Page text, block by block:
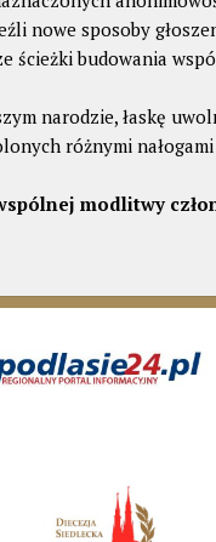
nowe sposoby
ścieżki budowania
narodzie, łaskę
różnymi
modlitwy